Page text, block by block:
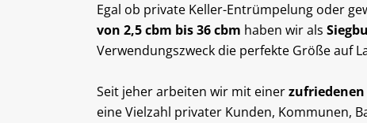
Egal ob private Keller-Entrümpelung oder
von 2,5 cbm bis 36 cbm haben wir als
Verwendungszweck die perfekte Größe auf
Seit jeher arbeiten wir mit einer
eine Vielzahl privater Kunden, Kommunen,